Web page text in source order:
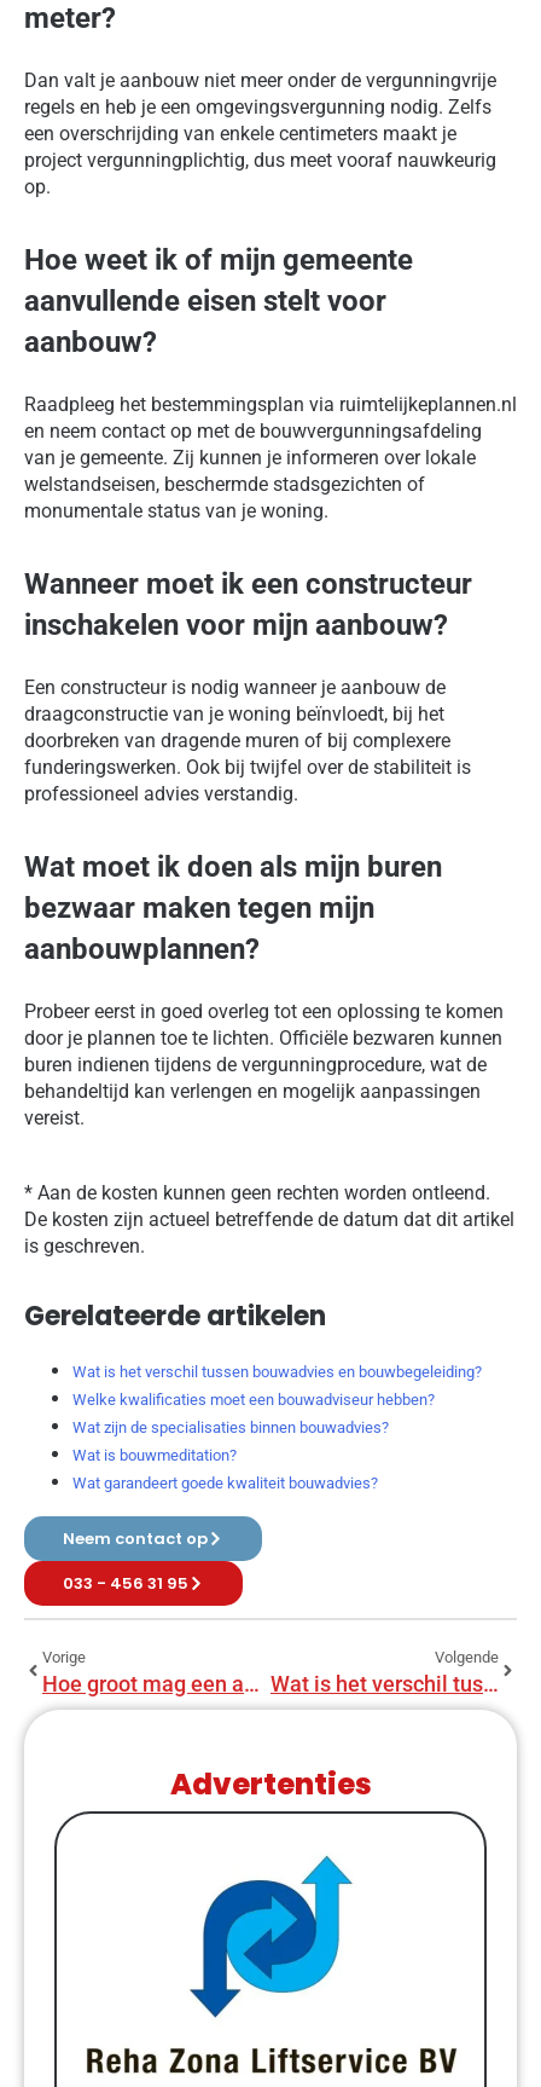
meter?
Dan valt je aanbouw niet meer onder de vergunningvrije
regels en heb je een omgevingsvergunning nodig. Zelfs
een overschrijding van enkele centimeters maakt je
project vergunningplichtig, dus meet vooraf nauwkeurig
op.
Hoe weet ik of mijn gemeente
aanvullende eisen stelt voor
aanbouw?
Raadpleeg het bestemmingsplan via ruimtelijkeplannen.nl
en neem contact op met de bouwvergunningsafdeling
van je gemeente. Zij kunnen je informeren over lokale
welstandseisen, beschermde stadsgezichten of
monumentale status van je woning.
Wanneer moet ik een constructeur
inschakelen voor mijn aanbouw?
Een constructeur is nodig wanneer je aanbouw de
draagconstructie van je woning beïnvloedt, bij het
doorbreken van dragende muren of bij complexere
funderingswerken. Ook bij twijfel over de stabiliteit is
professioneel advies verstandig.
Wat moet ik doen als mijn buren
bezwaar maken tegen mijn
aanbouwplannen?
Probeer eerst in goed overleg tot een oplossing te komen
door je plannen toe te lichten. Officiële bezwaren kunnen
buren indienen tijdens de vergunningprocedure, wat de
behandeltijd kan verlengen en mogelijk aanpassingen
vereist.
* Aan de kosten kunnen geen rechten worden ontleend.
De kosten zijn actueel betreffende de datum dat dit artikel
is geschreven.
Gerelateerde artikelen
Wat is het verschil tussen bouwadvies en bouwbegeleiding?
Welke kwalificaties moet een bouwadviseur hebben?
Wat zijn de specialisaties binnen bouwadvies?
Wat is bouwmeditation?
Wat garandeert goede kwaliteit bouwadvies?
Neem contact op
033 - 456 31 95
Vorige
Hoe groot mag een aanbouw zijn zonder vergunning?
Volgende
Wat is het verschil tussen een aanbouw en uitbouw?
Advertenties